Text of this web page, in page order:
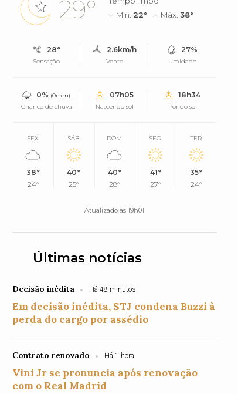
29°
Mín. 22° Máx.38°
28°
Sensação
2.6km/h
Vento
27%
Umidade
0% (0mm)
Chance de chuva
07h05
Nascer do sol
18h34
Pôr do sol
SEX
38°
24°
SÁB
40°
25°
DOM
40°
28°
SEG
41°
27°
TER
35°
24°
Atualizado às 19h01
Últimas notícias
Decisão inédita Há 48 minutos
Em decisão inédita, STJ condena Buzzi à
perda do cargo por assédio
Contrato renovado Há 1 hora
Vini Jr se pronuncia após renovação
com o Real Madrid